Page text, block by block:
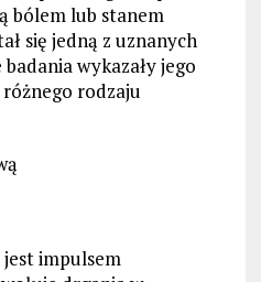
bólem lub stanem
się jedną z uznanych
wykazały jego
rodzaju
impulsem